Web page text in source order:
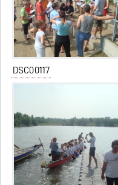
DSC00117